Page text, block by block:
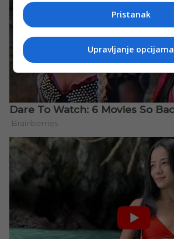
Pristanak
Upravljanje opcijama